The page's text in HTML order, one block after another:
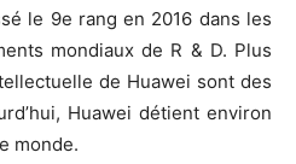
le 9e rang en 2016 dans les
mondiaux de R & D. Plus
de Huawei sont des
Huawei détient environ
monde.